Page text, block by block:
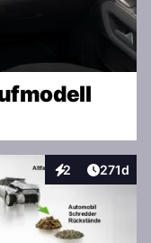
2
Interaktionen
Artikel
271d